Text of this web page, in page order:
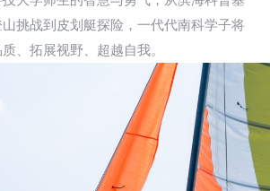
挑战到皮划艇探险，一代代南科学子将
、拓展视野、超越自我。